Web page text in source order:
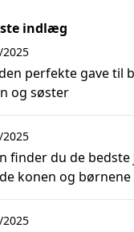
indlæg
perfekte gave til
og søster
finder du de
konen og børnene